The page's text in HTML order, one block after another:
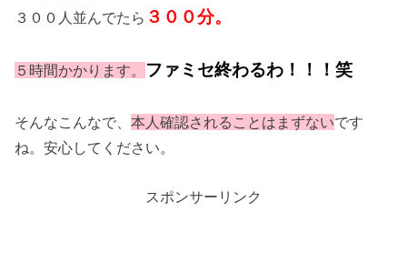
３００人並んでたら ３００分。
５時間かかります。 ファミセ終わるわ！！！笑
そんなこんなで、本人確認されることはまずないです
ね。安心してください。
スポンサーリンク